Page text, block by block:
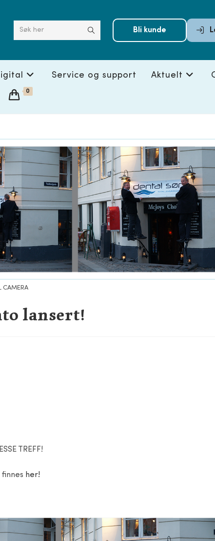
Søk her Bli kunde
Service og support Aktuelt
0
CAMERA
lansert!
TREFF!
finnes her!